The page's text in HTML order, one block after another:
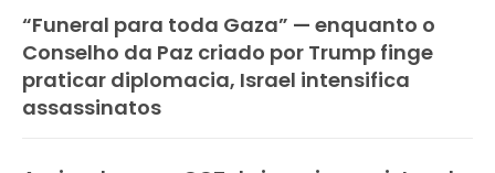
“Funeral para toda Gaza” — enquanto o
Conselho da Paz criado por Trump finge
praticar diplomacia, Israel intensifica
assassinatos